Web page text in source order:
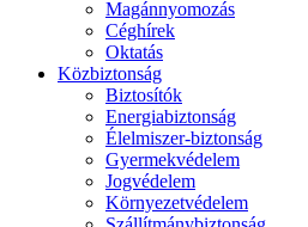
Magánnyomozás
Céghírek
Oktatás
Közbiztonság
Biztosítók
Energiabiztonság
Élelmiszer-biztonság
Gyermekvédelem
Jogvédelem
Környezetvédelem